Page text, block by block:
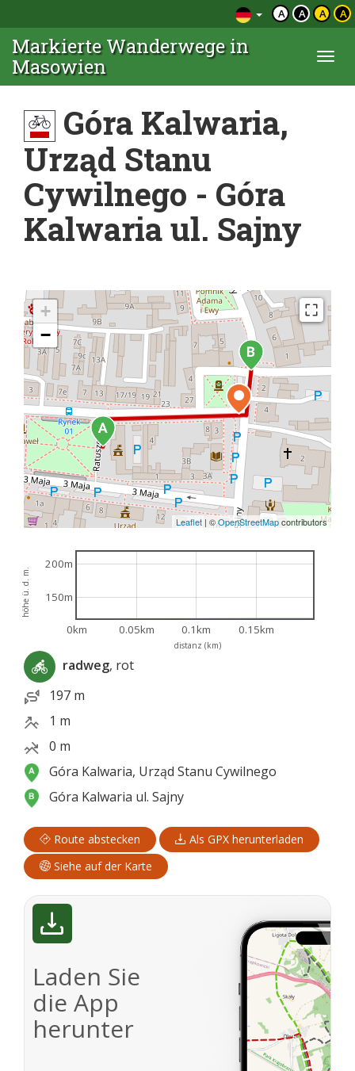
A A A A
Markierte Wanderwege in
Masowien
Góra Kalwaria,
Urząd Stanu
Cywilnego - Góra
Kalwaria ul. Sajny
+
−
Leaflet | ©OpenStreetMapcontributors
distanz (km)
höhe ü. d. m.
0km 0.05km 0.1km 0.15km
150m
200m
radweg, rot
197 m
1 m
0 m
Góra Kalwaria, Urząd Stanu Cywilnego
Góra Kalwaria ul. Sajny
Route abstecken
Als GPX herunterladen
Siehe auf der Karte
Laden Sie
die App
herunter